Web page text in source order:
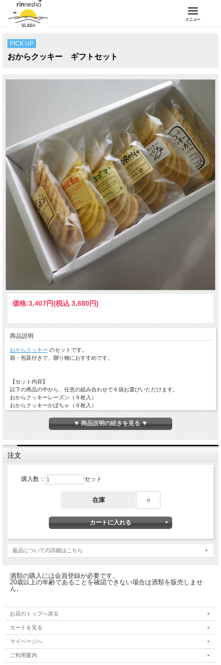
メニュー
PICK UP
おからクッキー ギフトセット
価格:3,407円(税込 3,680円)
商品説明
おからクッキー のセットです。
箱・包装付きで、贈り物におすすめです。
【セット内容】
以下の商品の中から、任意の組み合わせで６袋お選びいただけます。
おからクッキーレーズン（９枚入）
おからクッキーかぼちゃ（９枚入）
おからクッキー白ごま （９枚入）
おからクッキーKUROGO （９枚入）
おからクッキーにんじん（９枚入）
おからクッキーしょうが（９枚入）
【内容指定方法】
[ショッピングカート]画面＞購入者情報＞備考欄にて
種類・数量をご記入ください。
特にご指定のない場合は、６種類×各１とさせていただきます。
りんねしゃオリジナル包装紙で包装しています。
【のし指定方法】
購入手続きにお進みいただき、
・表書き（御歳暮、御中元、御礼など）
・贈り主様名義
・外のし／内のし いずれか
特にご指定のない場合は、のし省略（包装紙のみ）となります。
※商品価格に箱・包装代を含んでおりますので、
ご購入手続き画面でのラッピングの指定は不要です。
▼ 商品説明の続きを見る ▼
注文
購入数： セット
在庫 ○
返品についての詳細はこちら
酒類の購入には会員登録が必要です。
20歳以上の年齢であることを確認できない場合は酒類を販売しませ
ん。
お店のトップへ戻る
カートを見る
マイページへ
ご利用案内